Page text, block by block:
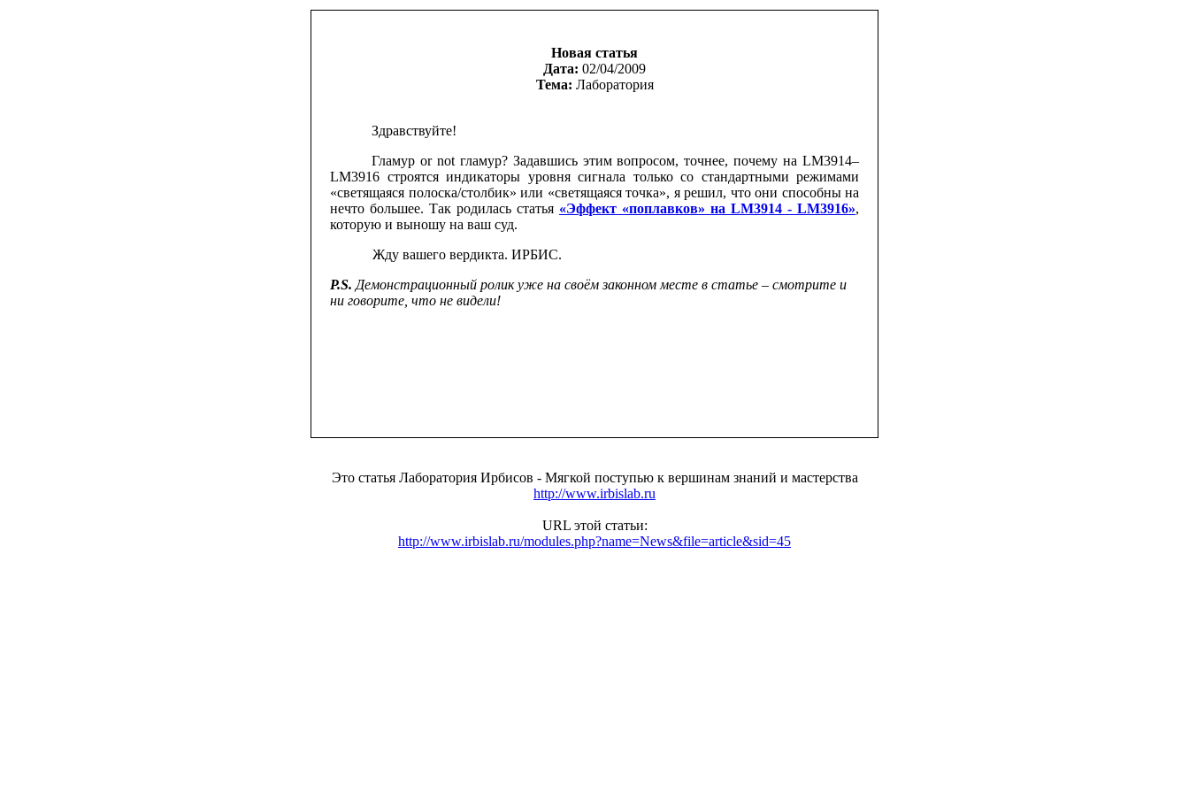
Новая статья
Дата: 02/04/2009
Тема: Лаборатория
Здравствуйте!
Гламур or not гламур? Задавшись этим вопросом, точнее, почему на LM3914–
LM3916 строятся индикаторы уровня сигнала только со стандартными режимами
«светящаяся полоска/столбик» или «светящаяся точка», я решил, что они способны на
нечто большее. Так родилась статья «Эффект «поплавков» на LM3914 - LM3916»,
которую и выношу на ваш суд.
Жду вашего вердикта. ИРБИС.
P.S. Демонстрационный ролик уже на своём законном месте в статье – смотрите и
ни говорите, что не видели!
Это статья Лаборатория Ирбиcов - Мягкой поступью к вершинам знаний и мастерства
http://www.irbislab.ru
URL этой статьи:
http://www.irbislab.ru/modules.php?name=News&file=article&sid=45